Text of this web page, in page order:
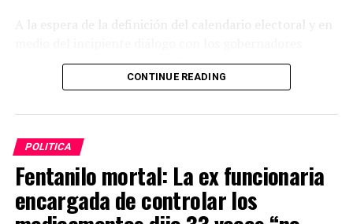
A la espera de la definición del calendario electoral y en
aliados, La Libertad Avanzadiseña la estrategia
desplegará rumbo a los comicios presidenciales de 2027,
CONTINUE READING
POLITICA
Fentanilo mortal: La ex funcionaria
encargada de controlar los